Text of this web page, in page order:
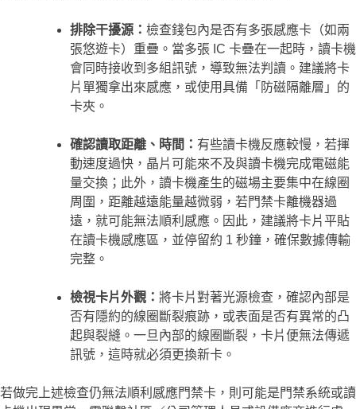
排除干擾源： 檢查錢包內是否有多張感應卡（如兩
張悠遊卡）重疊。當多張 IC 卡疊在一起時，讀卡機
會同時接收到多組訊號，導致無法判讀。建議將卡
片單獨拿出來感應，或使用具備「防磁隔離層」的
卡夾。
確認讀取距離、時間： 有些讀卡機反應較慢，若揮
動速度過快，晶片可能來不及與讀卡機完成電磁能
量交換；此外，讀卡機產生的磁場主要集中在線圈
周圍，距離越遠能量越微弱，若門禁卡離機器過
遠，就可能無法順利感應。因此，建議將卡片平貼
在讀卡機感應區，並停留約 1 秒鐘，確保數據傳輸
完整。
檢視卡片外觀： 將卡片對著光源檢查，確認內部是
否有隱約的線圈斷裂痕跡，或表面是否有異常的凸
起與裂縫。一旦內部的線圈斷裂，卡片便無法傳遞
訊號，這時就必須更換新卡。
若做完上述檢查仍無法順利感應門禁卡，則可能是門禁系統或讀